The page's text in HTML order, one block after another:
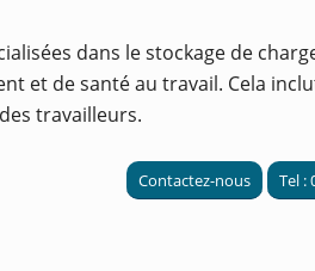
dans le stockage de
et de santé au travail. Cela
travailleurs.
Contactez-nous Tel :